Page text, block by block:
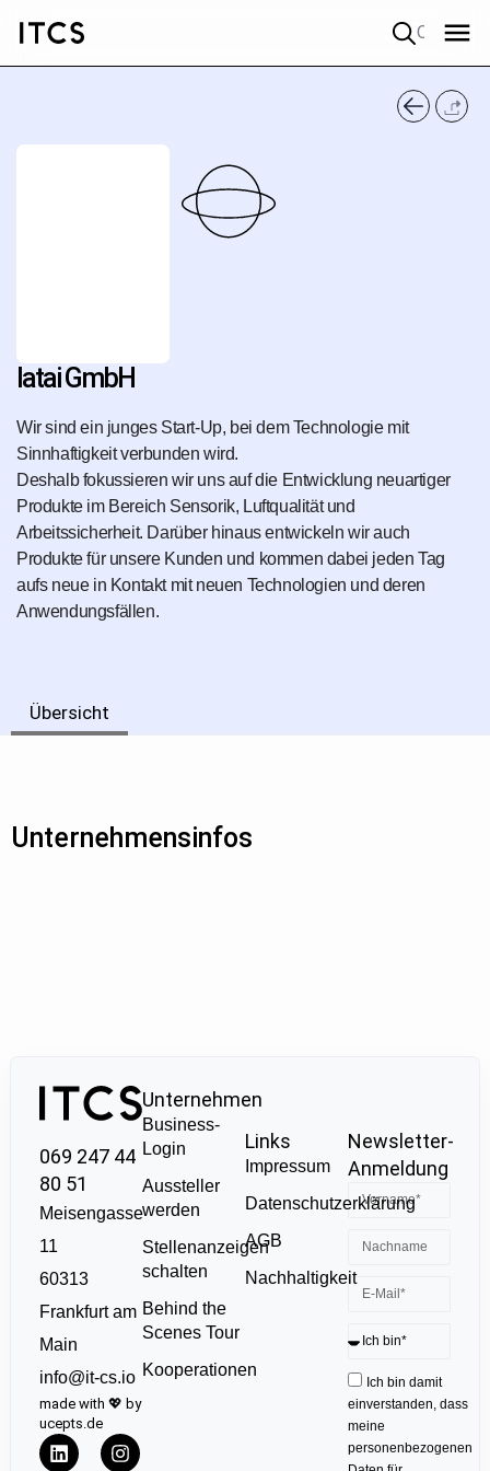
latai GmbH
Wir sind ein junges Start-Up, bei dem Technologie mit
Sinnhaftigkeit verbunden wird.
Deshalb fokussieren wir uns auf die Entwicklung neuartiger
Produkte im Bereich Sensorik, Luftqualität und
Arbeitssicherheit. Darüber hinaus entwickeln wir auch
Produkte für unsere Kunden und kommen dabei jeden Tag
aufs neue in Kontakt mit neuen Technologien und deren
Anwendungsfällen.
Übersicht
Unternehmensinfos
069 247 44
80 51
Meisengasse
11
60313
Frankfurt am
Main
info@it-cs.io
made with 💖 by
ucepts.de
Unternehmen
Business-
Login
Aussteller
werden
Stellenanzeigen
schalten
Behind the
Scenes Tour
Kooperationen
Links
Impressum
Datenschutzerklärung
AGB
Nachhaltigkeit
Newsletter-
Anmeldung
Ich bin damit
einverstanden, dass
meine
personenbezogenen